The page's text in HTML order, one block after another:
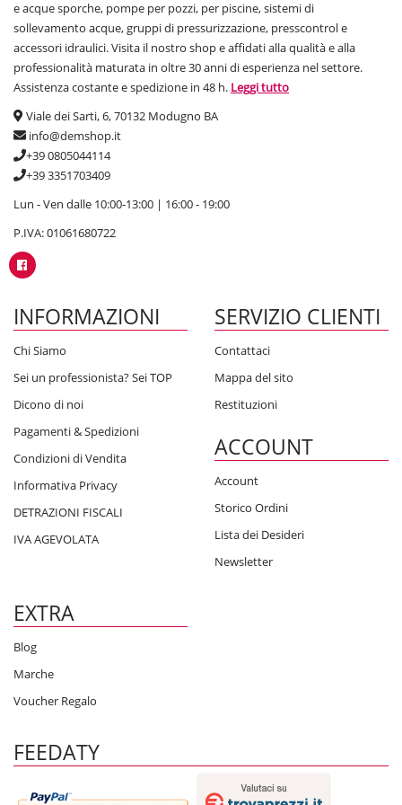
e acque sporche, pompe per pozzi, per piscine, sistemi di
sollevamento acque, gruppi di pressurizzazione, presscontrol e
accessori idraulici. Visita il nostro shop e affidati alla qualità e alla
professionalità maturata in oltre 30 anni di esperienza nel settore.
Assistenza costante e spedizione in 48 h. Leggi tutto
Viale dei Sarti, 6, 70132 Modugno BA
info@demshop.it
+39 0805044114
+39 3351703409
Lun - Ven dalle 10:00-13:00 | 16:00 - 19:00
P.IVA: 01061680722
INFORMAZIONI
Chi Siamo
Sei un professionista? Sei TOP
Dicono di noi
Pagamenti & Spedizioni
Condizioni di Vendita
Informativa Privacy
DETRAZIONI FISCALI
IVA AGEVOLATA
SERVIZIO CLIENTI
Contattaci
Mappa del sito
Restituzioni
ACCOUNT
Account
Storico Ordini
Lista dei Desideri
Newsletter
EXTRA
Blog
Marche
Voucher Regalo
FEEDATY